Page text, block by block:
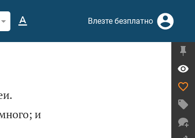
или дума в БиблиятаВлезте безплатно

и